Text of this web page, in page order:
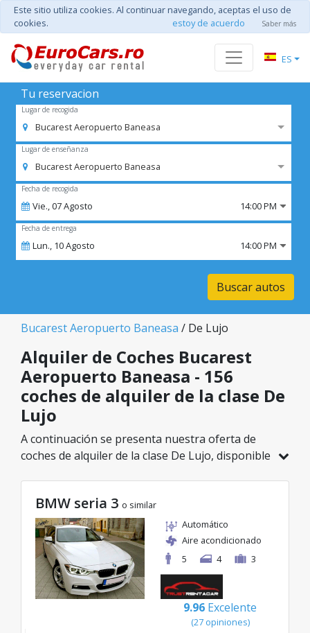
Este sitio utiliza cookies. Al continuar navegando, aceptas el uso de
cookies.
estoy de acuerdo Saber más
ES
Tu reservacion
Lugar de recogida
Bucarest Aeropuerto Baneasa
Lugar de enseñanza
Bucarest Aeropuerto Baneasa
Fecha de recogida
Vie.,07Agosto 14:00 PM
Fecha de entrega
Lun., 10Agosto 14:00 PM
Buscar autos
Bucarest Aeropuerto Baneasa / De Lujo
Alquiler de Coches Bucarest
Aeropuerto Baneasa - 156
coches de alquiler de la clase De
Lujo
A continuación se presenta nuestra oferta de
coches de alquiler de la clase De Lujo, disponible
modelo ideal de la categoría seleccionada, con
tarifas excelentes desde solo 32€/día.
BMW seria 3 o similar
Automático
Aire acondicionado
5
4 3
9.96 Excelente
(27 opiniones)